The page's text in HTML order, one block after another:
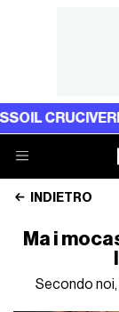
DI NSS
INDIETRO
Ma i
Secondo